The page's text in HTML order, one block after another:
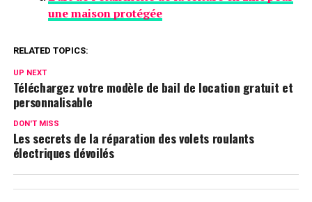
une maison protégée
RELATED TOPICS:
UP NEXT
Téléchargez votre modèle de bail de location gratuit et
personnalisable
DON'T MISS
Les secrets de la réparation des volets roulants
électriques dévoilés